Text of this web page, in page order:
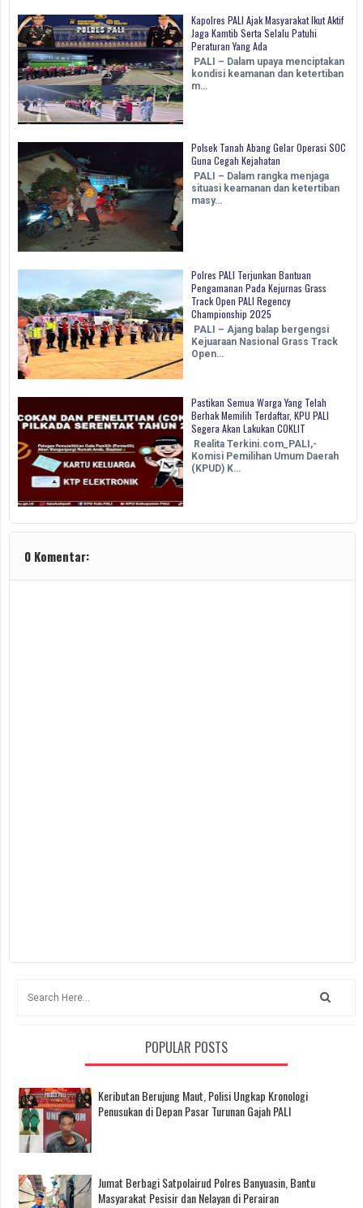
Kapolres PALI Ajak Masyarakat Ikut Aktif
Jaga Kamtib Serta Selalu Patuhi
Peraturan Yang Ada
PALI – Dalam upaya menciptakan
kondisi keamanan dan ketertiban
m…
Polsek Tanah Abang Gelar Operasi SOC
Guna Cegah Kejahatan
PALI – Dalam rangka menjaga
situasi keamanan dan ketertiban
masy…
Polres PALI Terjunkan Bantuan
Pengamanan Pada Kejurnas Grass
Track Open PALI Regency
Championship 2025
PALI – Ajang balap bergengsi
Kejuaraan Nasional Grass Track
Open…
Pastikan Semua Warga Yang Telah
Berhak Memilih Terdaftar, KPU PALI
Segera Akan Lakukan COKLIT
Realita Terkini.com_PALI,-
Komisi Pemilihan Umum Daerah
(KPUD) K…
0 Komentar:
POPULAR POSTS
Keributan Berujung Maut, Polisi Ungkap Kronologi
Penusukan di Depan Pasar Turunan Gajah PALI
Jumat Berbagi Satpolairud Polres Banyuasin, Bantu
Masyarakat Pesisir dan Nelayan di Perairan